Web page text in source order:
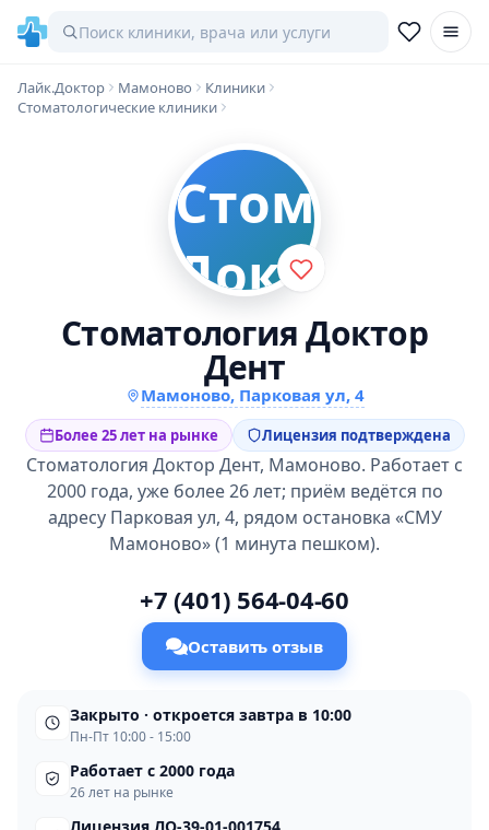
Лайк.Доктор Мамоново
Клиники
Стоматологические клиники
Стоматология Доктор
Дент
Мамоново, Парковая ул, 4
Более 25 лет на рынке Лицензия подтверждена
Стоматология Доктор Дент, Мамоново. Работает с
2000 года, уже более 26 лет; приём ведётся по
адресу Парковая ул, 4, рядом остановка «СМУ
Мамоново» (1 минута пешком).
+7 (401) 564-04-60
Оставить отзыв
Закрыто · откроется завтра в 10:00
Пн-Пт 10:00 - 15:00
Работает с 2000 года
26 лет на рынке